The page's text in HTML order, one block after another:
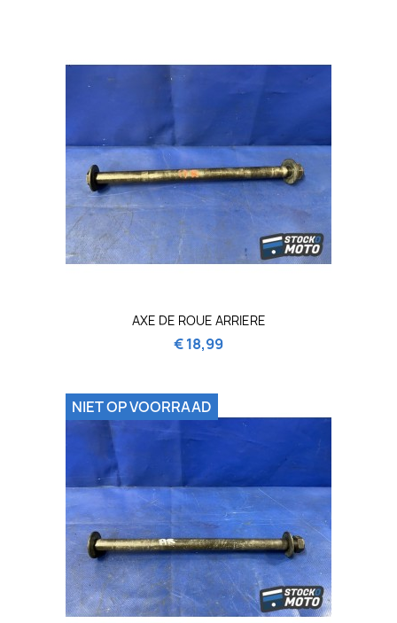
AXE DE ROUE ARRIERE
€ 18,99
NIET OP VOORRAAD